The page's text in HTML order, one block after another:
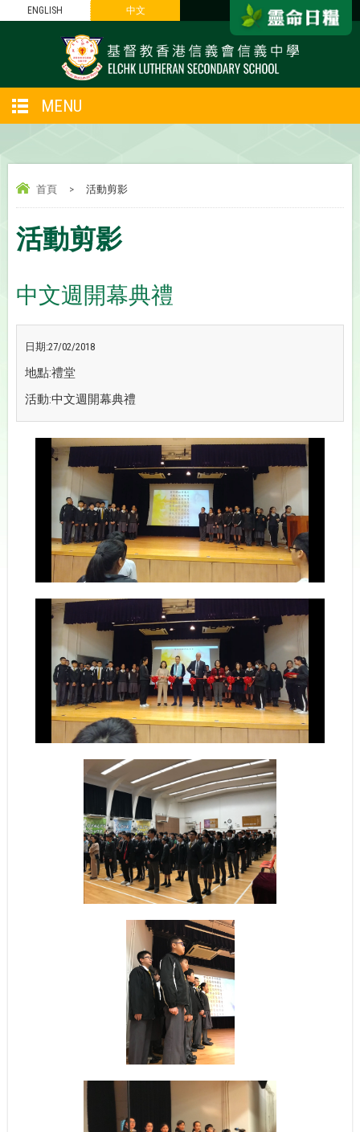
ENGLISH 中文
MENU
首頁 > 活動剪影
活動剪影
中文週開幕典禮
日期:27/02/2018
地點:禮堂
活動:中文週開幕典禮